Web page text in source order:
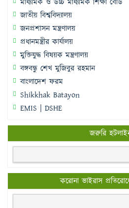
জাতীয় বিশ্ববিদ্যালয়
জনপ্রশাসন মন্ত্রণালয়
প্রধানমন্ত্রীর কার্যালয়
মুক্তিযুদ্ধ বিষয়ক মন্ত্রণালয়
বঙ্গবন্ধু শেখ মুজিবুর রহমান
বাংলাদেশ ফরম
Shikkhak Batayon
EMIS | DSHE
জরুরি
করোনা ভাইরাস